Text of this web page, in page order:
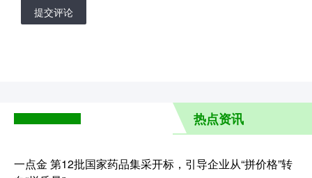
提交评论
热点资讯
一点金 第12批国家药品集采开标，引导企业从“拼价格”转